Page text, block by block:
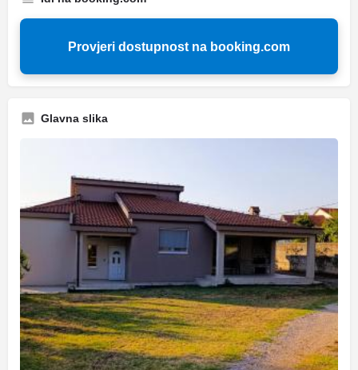
Provjeri dostupnost na booking.com
Glavna slika